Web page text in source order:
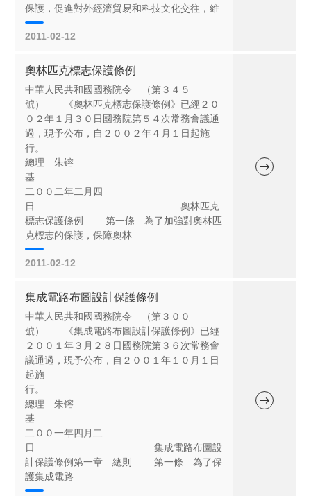
保護，促進對外經濟貿易和科技文化交往，維
2011-02-12
奧林匹克標志保護條例
中華人民共和國國務院令 （第３４５
號） 《奧林匹克標志保護條例》已經２０
０２年１月３０日國務院第５４次常務會議通
過，現予公布，自２００２年４月１日起施
行
總理 朱镕
基
二００二年二月四
日 奧林匹克
標志保護條例 第一條 為了加強對奧林匹
克標志的保護，保障奧林
2011-02-12
集成電路布圖設計保護條例
中華人民共和國國務院令 （第３００
號） 《集成電路布圖設計保護條例》已經
２００１年３月２８日國務院第３６次常務會
議通過，現予公布，自２００１年１０月１日
起施
行
總理 朱镕
基
二００一年四月二
日 集成電路布圖設
計保護條例第一章 總則 第一條 為了保
護集成電路